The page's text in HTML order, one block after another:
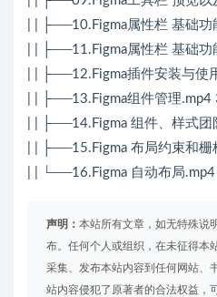
| | ├──10.Figma属性栏 基础
| | ├──11.Figma属性栏 基础
| | ├──12.Figma插件安装与使
| | ├──13.Figma组件管理.mp4
| | ├──14.Figma 组件、样式
| | ├──15.Figma 布局约束和
| | └──16.Figma 自动布局
声明： 本站所有文章，如无特殊说
布。任何个人或组织，在未征得本
采集、发布本站内容到任何网站、
站内容侵犯了原著者的合法权益，